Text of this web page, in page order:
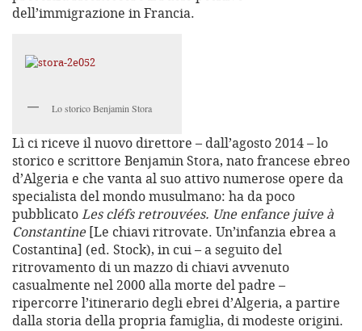
dell’immigrazione in Francia.
Lo storico Benjamin Stora
Lì ci riceve il nuovo direttore – dall’agosto 2014 – lo
storico e scrittore Benjamin Stora, nato francese ebreo
d’Algeria e che vanta al suo attivo numerose opere da
specialista del mondo musulmano: ha da poco
pubblicatoLes cléfs retrouvées. Une enfance juive à
Constantine[Le chiavi ritrovate. Un’infanzia ebrea a
Costantina] (ed. Stock), in cui – a seguito del
ritrovamento di un mazzo di chiavi avvenuto
casualmente nel 2000 alla morte del padre –
ripercorre l’itinerario degli ebrei d’Algeria, a partire
dalla storia della propria famiglia, di modeste origini.